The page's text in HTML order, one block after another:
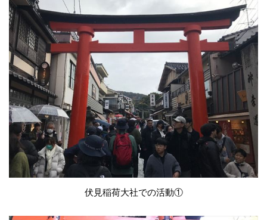
伏見稲荷大社での活動①